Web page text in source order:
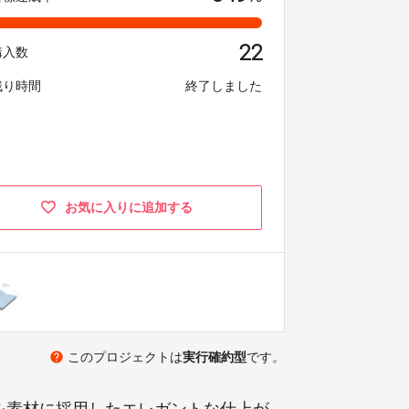
入数 22
時間 終了しました
お気に入りに追加する
help このプロジェクトは実行確約型です。